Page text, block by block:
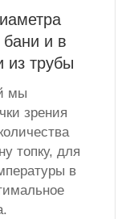
и в
из трубы
мы
зрения
топку, для
в